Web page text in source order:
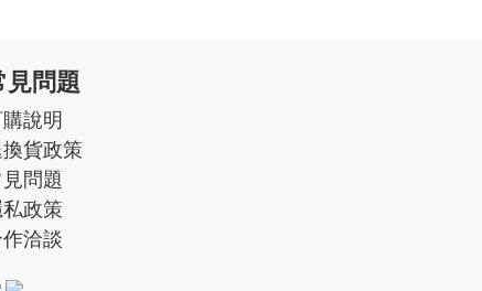
見問題
說明
貨政策
問題
政策
洽談